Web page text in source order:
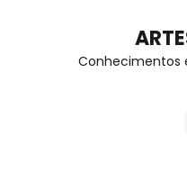
Conhecimentos